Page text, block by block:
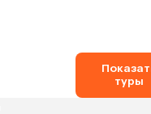
туры